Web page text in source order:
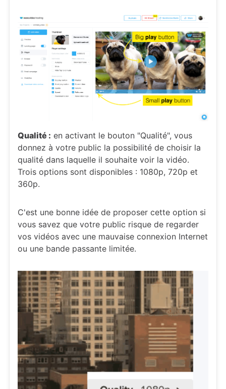
Qualité : en activant le bouton "Qualité", vous
donnez à votre public la possibilité de choisir la
qualité dans laquelle il souhaite voir la vidéo.
Trois options sont disponibles : 1080p, 720p et
360p.
C'est une bonne idée de proposer cette option si
vous savez que votre public risque de regarder
vos vidéos avec une mauvaise connexion Internet
ou une bande passante limitée.